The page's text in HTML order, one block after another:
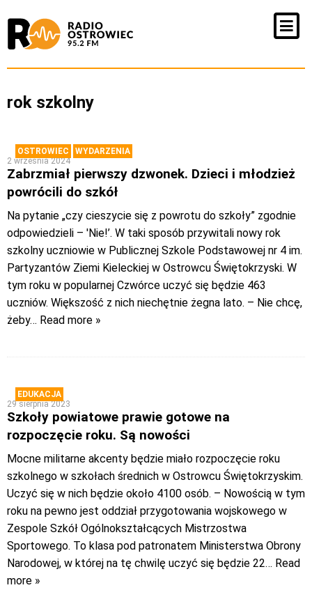
rok szkolny
OSTROWIEC
WYDARZENIA
2 września 2024
Zabrzmiał pierwszy dzwonek. Dzieci i młodzież
powrócili do szkół
Na pytanie „czy cieszycie się z powrotu do szkoły” zgodnie
odpowiedzieli – 'Nie!’. W taki sposób przywitali nowy rok
szkolny uczniowie w Publicznej Szkole Podstawowej nr 4 im.
Partyzantów Ziemi Kieleckiej w Ostrowcu Świętokrzyski. W
tym roku w popularnej Czwórce uczyć się będzie 463
uczniów. Większość z nich niechętnie żegna lato. – Nie chcę,
żeby… Read more »
EDUKACJA
29 sierpnia 2023
Szkoły powiatowe prawie gotowe na
rozpoczęcie roku. Są nowości
Mocne militarne akcenty będzie miało rozpoczęcie roku
szkolnego w szkołach średnich w Ostrowcu Świętokrzyskim.
Uczyć się w nich będzie około 4100 osób. – Nowością w tym
roku na pewno jest oddział przygotowania wojskowego w
Zespole Szkół Ogólnokształcących Mistrzostwa
Sportowego. To klasa pod patronatem Ministerstwa Obrony
Narodowej, w której na tę chwilę uczyć się będzie 22… Read
more »